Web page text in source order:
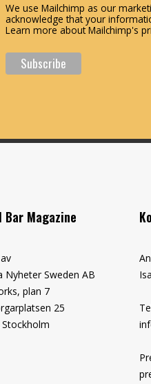
We use Mailchimp as our
acknowledge that your
Learn more about Mailchimp's
Bar Magazine
Nyheter Sweden AB
plan 7
25